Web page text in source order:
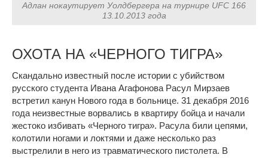
Адлан нокаутирует Уолдбергера на турнире UFC 166
13.10.2013 года
ОХОТА НА «ЧЕРНОГО ТИГРА»
Скандально известный после истории с убийством
русского студента Ивана Агафонова Расул Мирзаев
встретил канун Нового года в больнице. 31 декабря 2016
года неизвестные ворвались в квартиру бойца и начали
жестоко избивать «Черного тигра». Расула били цепями,
колотили ногами и локтями и даже несколько раз
выстрелили в него из травматического пистолета. В